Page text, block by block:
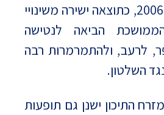
בסוריה בין השנים 2006-10, כתוצאה ישירה משינויי
הביאה לנטישה
לרעב, ולהתמרמרות רבה
השלטון.
התיכון ישנן גם תופעות